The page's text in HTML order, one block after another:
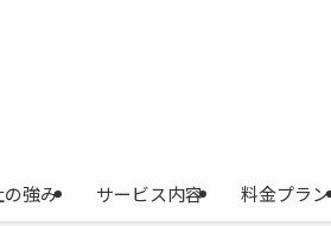
の強み サービス内容 料金プラン